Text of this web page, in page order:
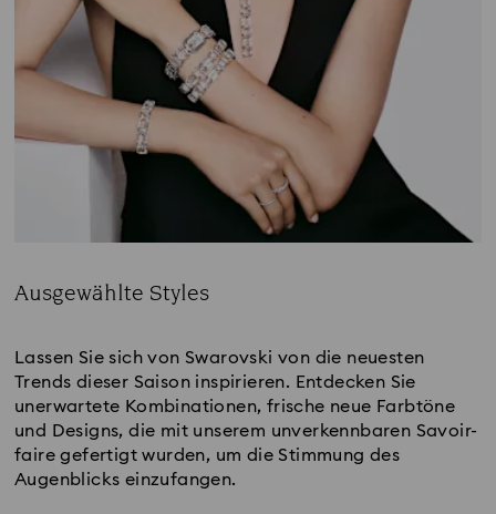
Ausgewählte Styles
Lassen Sie sich von Swarovski von die neuesten
Trends dieser Saison inspirieren. Entdecken Sie
unerwartete Kombinationen, frische neue Farbtöne
und Designs, die mit unserem unverkennbaren Savoir-
faire gefertigt wurden, um die Stimmung des
Augenblicks einzufangen.